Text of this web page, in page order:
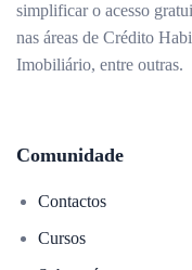
simplificar o acesso
nas áreas de Crédito
Imobiliário, entre outras.
Comunidade
Contactos
Cursos